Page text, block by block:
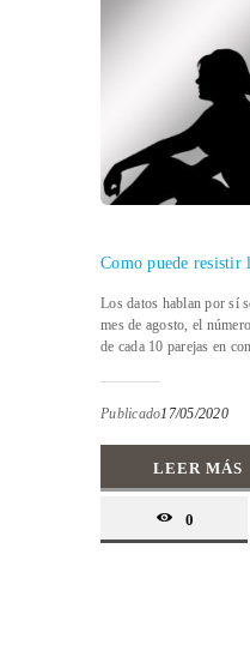
Como puede resistir
Los datos hablan por sí
mes de agosto, el
de cada 10 parejas en
Publicado17/05/2020
LEER MÁS
0